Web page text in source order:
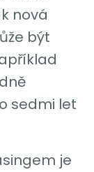
nová
být
sedmi let
je